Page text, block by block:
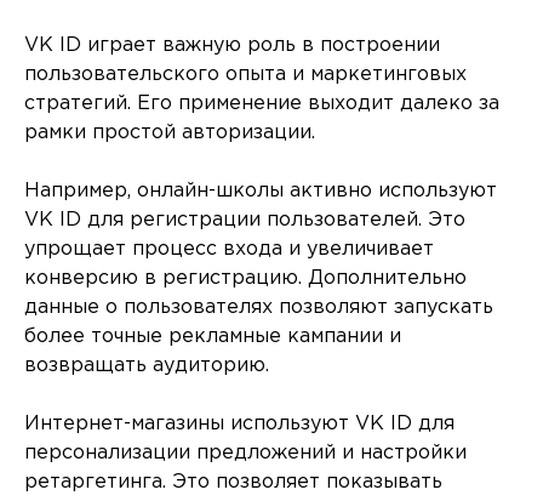
VK ID играет важную роль в построении
пользовательского опыта и маркетинговых
стратегий. Его применение выходит далеко за
рамки простой авторизации.
Например, онлайн-школы активно используют
VK ID для регистрации пользователей. Это
упрощает процесс входа и увеличивает
конверсию в регистрацию. Дополнительно
данные о пользователях позволяют запускать
более точные рекламные кампании и
возвращать аудиторию.
Интернет-магазины используют VK ID для
персонализации предложений и настройки
ретаргетинга. Это позволяет показывать